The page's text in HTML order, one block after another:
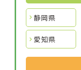
静岡県
愛知県